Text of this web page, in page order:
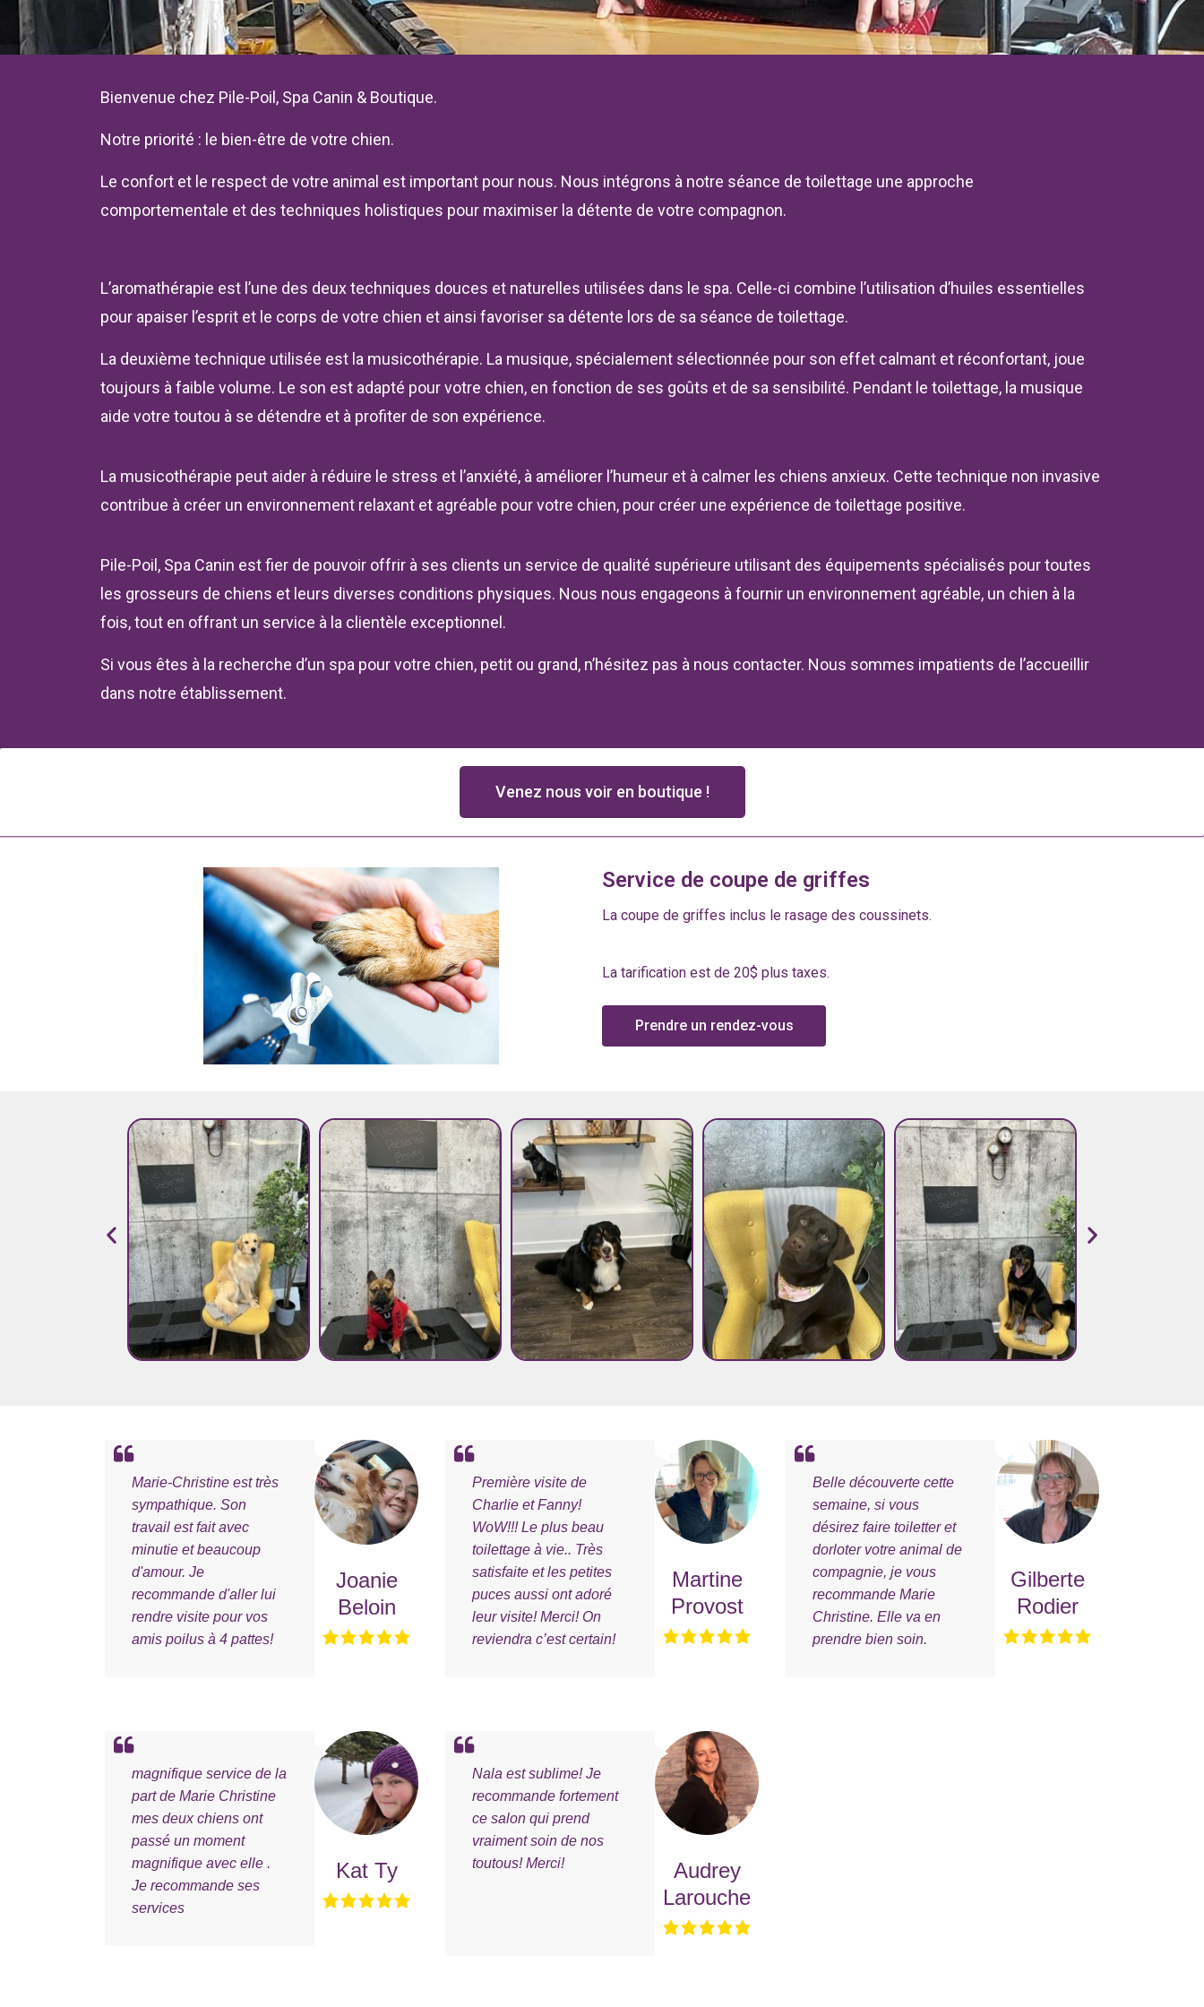
Bienvenue chez Pile-Poil, Spa Canin & Boutique.
Notre priorité : le bien-être de votre chien.
Le confort et le respect de votre animal est important pour nous. Nous intégrons à notre séance de toilettage une approche
comportementale et des techniques holistiques pour maximiser la détente de votre compagnon.
L’aromathérapie est l’une des deux techniques douces et naturelles utilisées dans le spa. Celle-ci combine l’utilisation d’huiles essentielles
pour apaiser l’esprit et le corps de votre chien et ainsi favoriser sa détente lors de sa séance de toilettage.
La deuxième technique utilisée est la musicothérapie. La musique, spécialement sélectionnée pour son effet calmant et réconfortant, joue
toujours à faible volume. Le son est adapté pour votre chien, en fonction de ses goûts et de sa sensibilité. Pendant le toilettage, la musique
aide votre toutou à se détendre et à profiter de son expérience.
La musicothérapie peut aider à réduire le stress et l’anxiété, à améliorer l’humeur et à calmer les chiens anxieux. Cette technique non invasive
contribue à créer un environnement relaxant et agréable pour votre chien, pour créer une expérience de toilettage positive.
Pile-Poil, Spa Canin est fier de pouvoir offrir à ses clients un service de qualité supérieure utilisant des équipements spécialisés pour toutes
les grosseurs de chiens et leurs diverses conditions physiques. Nous nous engageons à fournir un environnement agréable, un chien à la
fois, tout en offrant un service à la clientèle exceptionnel.
Si vous êtes à la recherche d’un spa pour votre chien, petit ou grand, n’hésitez pas à nous contacter. Nous sommes impatients de l’accueillir
dans notre établissement.
Venez nous voir en boutique !
Service de coupe de griffes
La coupe de griffes inclus le rasage des coussinets.
La tarification est de 20$ plus taxes.
Prendre un rendez-vous
Marie-Christine est très
sympathique. Son
travail est fait avec
minutie et beaucoup
d'amour. Je
recommande d'aller lui
rendre visite pour vos
amis poilus à 4 pattes!
Joanie
Beloin
Première visite de
Charlie et Fanny!
WoW!!! Le plus beau
toilettage à vie.. Très
satisfaite et les petites
puces aussi ont adoré
leur visite! Merci! On
reviendra c’est certain!
Martine
Provost
Belle découverte cette
semaine, si vous
désirez faire toiletter et
dorloter votre animal de
compagnie, je vous
recommande Marie
Christine. Elle va en
prendre bien soin.
Gilberte
Rodier
magnifique service de la
part de Marie Christine
mes deux chiens ont
passé un moment
magnifique avec elle .
Je recommande ses
services
Kat Ty
Nala est sublime! Je
recommande fortement
ce salon qui prend
vraiment soin de nos
toutous! Merci!
Audrey
Larouche